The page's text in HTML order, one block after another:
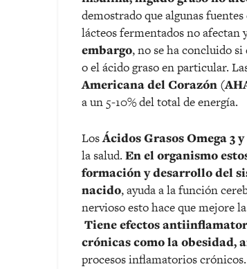
demostrado que algunas
lácteos fermentados no afectan
embargo, no se ha concluido
o el ácido graso en particular.
Americana del Corazón
a un 5-10% del total de energía.
LosÁcidos Grasos Omega 3 y
la salud. En el organismo
formación y desarrollo del
nacido, ayuda a la función
nervioso esto hace que mejore
Tiene efectos
crónicas como la obesidad,
procesos inflamatorios crónicos.